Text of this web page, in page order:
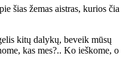
šias žemas aistras, kurios čia
kitų dalykų, beveik mūsų
kas mes?.. Ko ieškome, o